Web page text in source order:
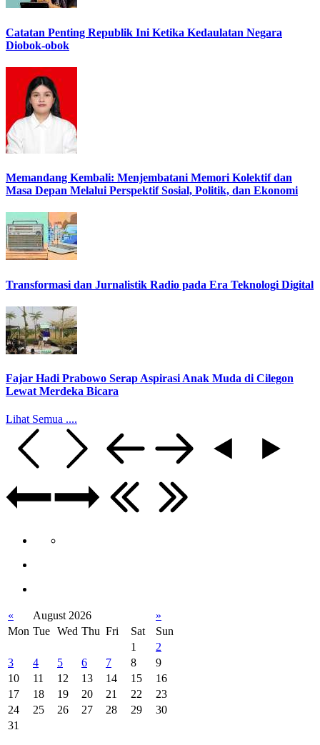
Catatan Penting Republik Ini Ketika Kedaulatan Negara
Diobok-obok
Memandang Kembali: Menjembatani Memori Kolektif dan
Masa Depan Melalui Perspektif Sosial, Politik, dan Ekonomi
Transformasi dan Jurnalistik Radio pada Era Teknologi Digital
Fajar Hadi Prabowo Serap Aspirasi Anak Muda di Cilegon
Lewat Merdeka Bicara
Lihat Semua ....
« August 2026
»
Mon Tue Wed Thu Fri Sat
Sun
1
2
3
4 5 6 7 8
9
10
11 12 13 14 15
16
17
18 19 20 21 22
23
24
25 26 27 28 29
30
31